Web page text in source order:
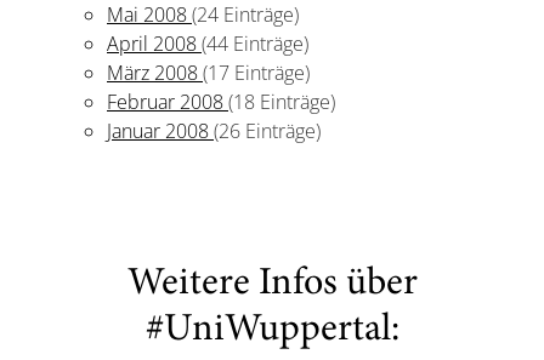
Mai 2008(24 Einträge)
April 2008(44 Einträge)
März 2008(17 Einträge)
Februar 2008(18 Einträge)
Januar 2008(26 Einträge)
Weitere Infos über
#UniWuppertal: